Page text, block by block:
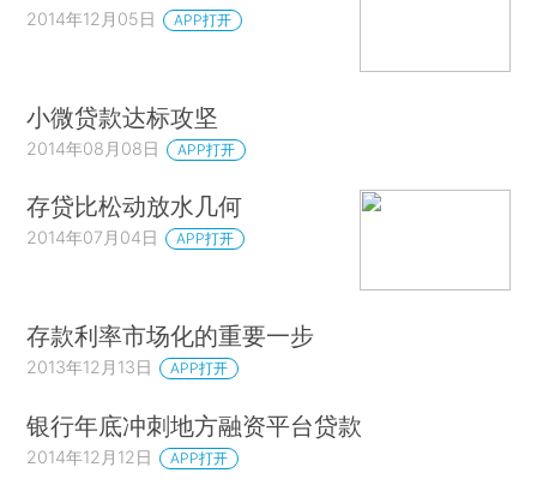
2014年12月05日 APP打开
小微贷款达标攻坚
2014年08月08日 APP打开
存贷比松动放水几何
2014年07月04日 APP打开
存款利率市场化的重要一步
2013年12月13日 APP打开
银行年底冲刺地方融资平台贷款
2014年12月12日 APP打开